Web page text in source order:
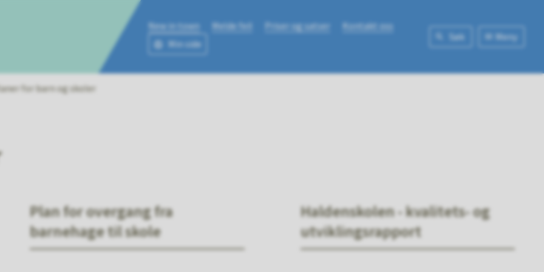
Meny
Søk
New in town Melde feil Priser og satser
Kontakt oss
Min side
for barn og skoler
Plan for overgang fra
barnehage til skole
Haldenskolen - kvalitets- og
utviklingsrapport